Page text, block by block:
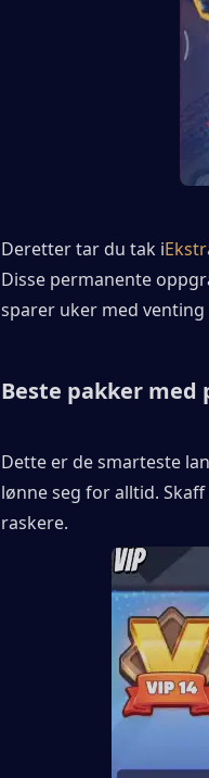
Deretter tar du tak i
Disse permanente
sparer uker med
Beste pakker
Dette er de smarteste
lønne seg for alltid.
raskere.